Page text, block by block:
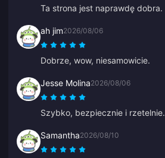
Ta strona jest naprawdę dobra.
ah jim2026/08/06
Dobrze, wow, niesamowicie.
Jesse Molina2026/08/06
Szybko, bezpiecznie i rzetelnie.
Samantha2026/08/10